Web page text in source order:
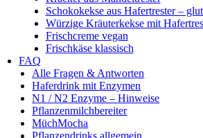
Schokokekse aus Hafertrester –
Würzige Kräuterkekse mit
Frischcreme vegan
Frischkäse klassisch
FAQ
Alle Fragen & Antworten
Haferdrink mit Enzymen
N1 / N2 Enzyme – Hinweise
Pflanzenmilchbereiter
MüchMocha